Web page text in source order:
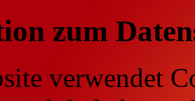
zum
verwendet